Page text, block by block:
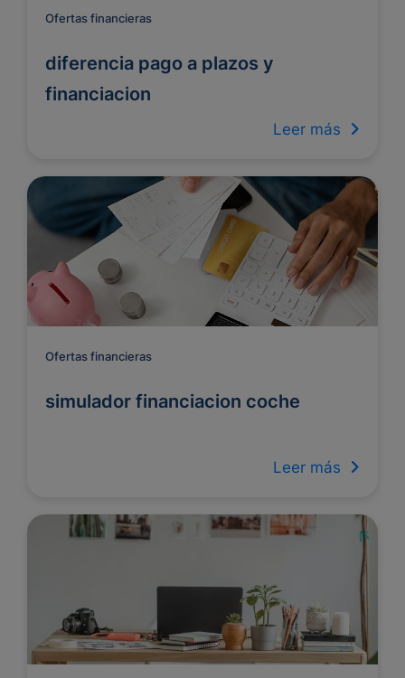
Ofertas financieras
diferencia pago a plazos y
financiacion
Leer más
Ofertas financieras
simulador financiacion coche
Leer más